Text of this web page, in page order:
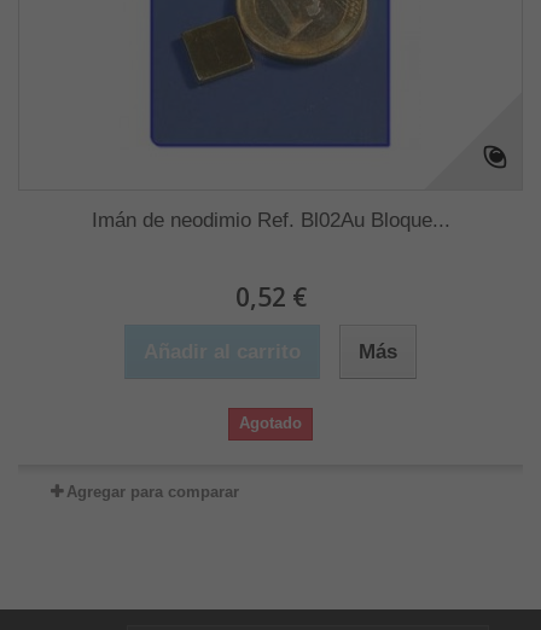
Imán de neodimio Ref. Bl02Au Bloque...
0,52 €
Más
Agotado
Agregar para comparar